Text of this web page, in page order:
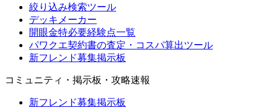
絞り込み検索ツール
デッキメーカー
開眼金特必要経験点一覧
パワクエ契約書の査定・コスパ算出ツール
新フレンド募集掲示板
コミュニティ・掲示板・攻略速報
新フレンド募集掲示板